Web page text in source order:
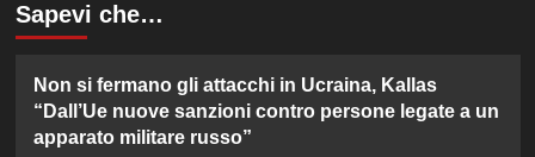
Sapevi che…
Non si fermano gli attacchi in Ucraina, Kallas
“Dall’Ue nuove sanzioni contro persone legate a un
apparato militare russo”